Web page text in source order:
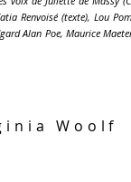
Renvoisé (texte), Lou
Alan Poe, Maurice
Woolf